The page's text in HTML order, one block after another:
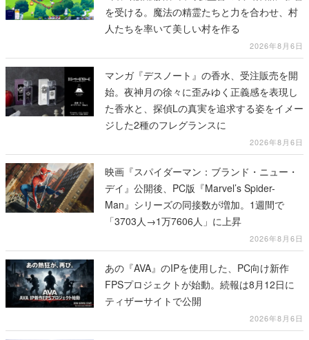
を受ける。魔法の精霊たちと力を合わせ、村
人たちを率いて美しい村を作る
2026年8月6日
マンガ『デスノート』の香水、受注販売を開
始。夜神月の徐々に歪みゆく正義感を表現し
た香水と、探偵Lの真実を追求する姿をイメー
ジした2種のフレグランスに
2026年8月6日
映画『スパイダーマン：ブランド・ニュー・
デイ』公開後、PC版『Marvel’s Spider-
Man』シリーズの同接数が増加。1週間で
「3703人→1万7606人」に上昇
2026年8月6日
あの『AVA』のIPを使用した、PC向け新作
FPSプロジェクトが始動。続報は8月12日に
ティザーサイトで公開
2026年8月6日